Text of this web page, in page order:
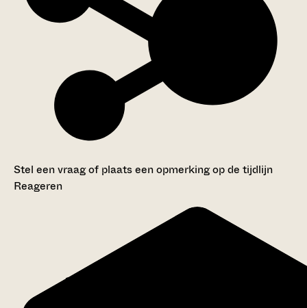
Stel een vraag of plaats een opmerking op de tijdlijn
Reageren